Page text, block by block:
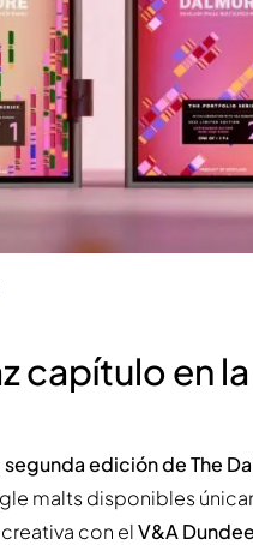
47
capítulo en
segunda edición de The
malts disponibles
con elV&A Dundee